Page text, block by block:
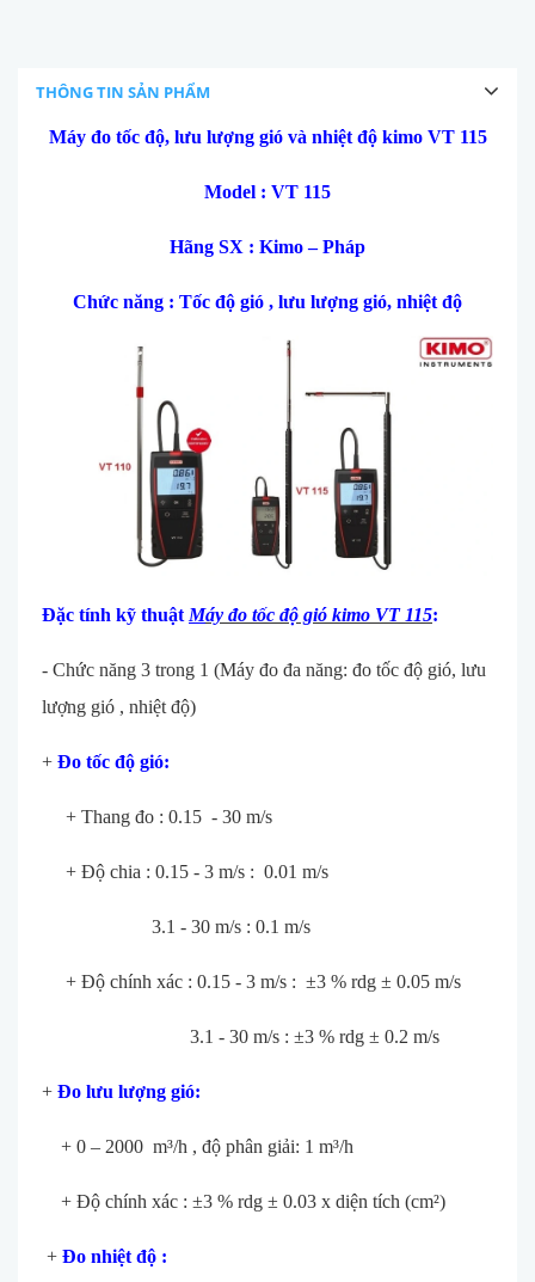
THÔNG TIN SẢN PHẨM
Máy đo tốc độ, lưu lượng gió và nhiệt độ kimo VT 115
Model : VT 115
Hãng SX : Kimo – Pháp
Chức năng : Tốc độ gió , lưu lượng gió, nhiệt độ
Đặc tính kỹ thuậtMáy đo tốc độ gió kimo VT 115:
- Chức năng 3 trong 1 (Máy đo đa năng: đo tốc độ gió, lưu
lượng gió , nhiệt độ)
+ Đo tốc độ gió:
+ Thang đo : 0.15 - 30 m/s
+ Độ chia : 0.15 - 3 m/s : 0.01 m/s
3.1 - 30 m/s : 0.1 m/s
+ Độ chính xác : 0.15 - 3 m/s : ±3 % rdg ± 0.05 m/s
3.1 - 30 m/s : ±3 % rdg ± 0.2 m/s
+ Đo lưu lượng gió:
+ 0 – 2000 m³/h , độ phân giải: 1 m³/h
+ Độ chính xác : ±3 % rdg ± 0.03 x diện tích (cm²)
+ Đo nhiệt độ :